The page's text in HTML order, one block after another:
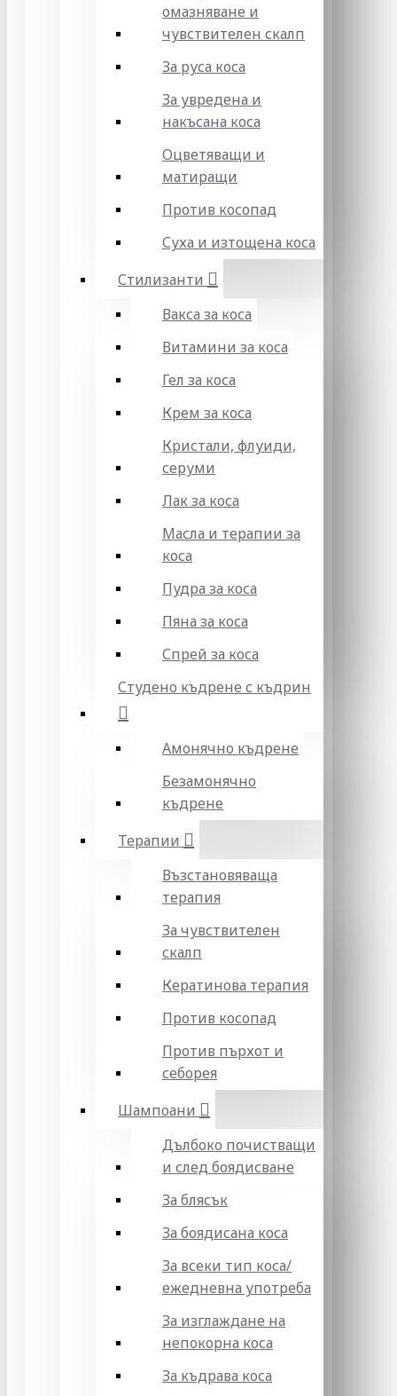
омазняване и
чувствителен скалп
За руса коса
За увредена и
накъсана коса
Оцветяващи и
матиращи
Против косопад
Суха и изтощена коса
Стилизанти
Вакса за коса
Витамини за коса
Гел за коса
Крем за коса
Кристали, флуиди,
серуми
Лак за коса
Масла и терапии за
коса
Пудра за коса
Пяна за коса
Спрей за коса
Студено къдрене с къдрин
Амонячно къдрене
Безамонячно
къдрене
Терапии
Възстановяваща
терапия
За чувствителен
скалп
Кератинова терапия
Против косопад
Против пърхот и
себорея
Шампоани
Дълбоко почистващи
и след боядисване
За блясък
За боядисана коса
За всеки тип коса/
ежедневна употреба
За изглаждане на
непокорна коса
За къдрава коса